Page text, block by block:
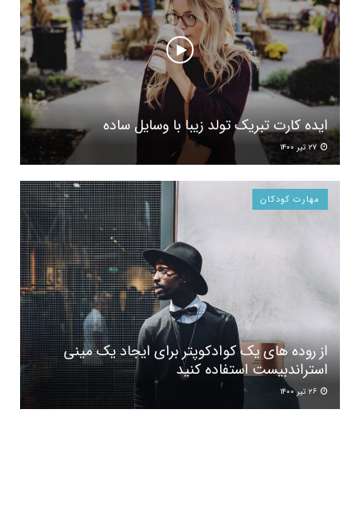
ایده کارت تبریک تولد زیبا با وسایل ساده
مهارت کودکان
از روده های یک کوادکوپتر برای ایجاد یک مینی
استراندبیست استفاده کنید